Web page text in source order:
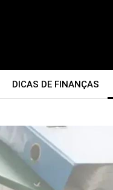
DICAS DE FINANÇAS